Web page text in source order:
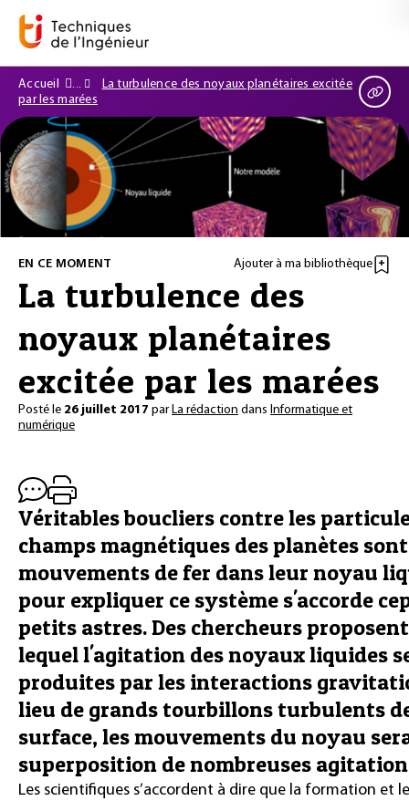
Accueil
La turbulence des noyaux planétaires excitée
par les marées
EN CE MOMENT Ajouter à ma bibliothèque
La turbulence des
noyaux planétaires
excitée par les marées
Posté le 26 juillet 2017 parLa rédaction dans Informatique et
numérique
Véritables boucliers contre les
champs magnétiques des planètes
mouvements de fer dans leur noyau
pour expliquer ce système s'accorde
petits astres. Des chercheurs
lequel l'agitation des noyaux liquides
produites par les interactions
lieu de grands tourbillons turbulents
surface, les mouvements du noyau
superposition de nombreuses
Les scientifiques s’accordent à dire que la formation et